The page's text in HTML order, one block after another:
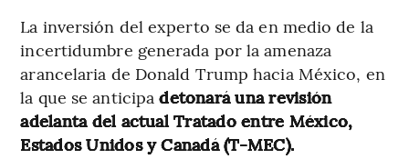
La inversión del experto se da en medio de la
incertidumbre generada por la amenaza
arancelaria de Donald Trump hacia México, en
la que se anticipadetonará una revisión
adelanta del actual Tratado entre México,
Estados Unidos y Canadá (T-MEC).